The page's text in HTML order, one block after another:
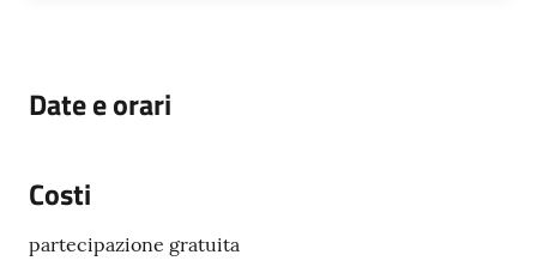
Date e orari
Costi
partecipazione gratuita